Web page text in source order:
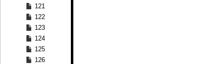
121
122
123
124
125
126